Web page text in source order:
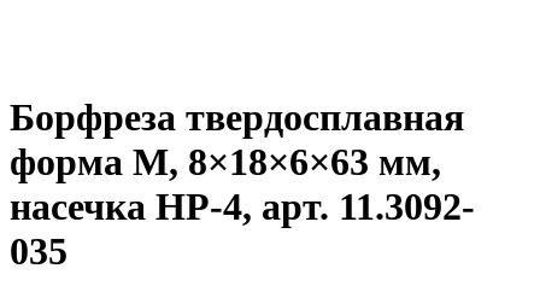
Борфреза твердосплавная
форма M, 8×18×6×63 мм,
насечка HP-4, арт. 11.3092-
035